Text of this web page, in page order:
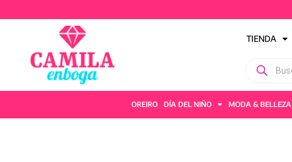
TIENDA
OREIRO DÍA DEL NIÑO MODA & BELLEZA